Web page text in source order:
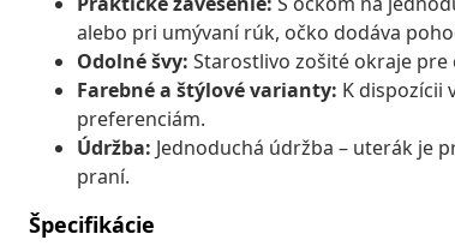
alebo pri umývaní rúk, očko dodáva
Odolné švy: Starostlivo zošité okraje
Farebné a štýlové varianty: K dispozícii
preferenciám.
Údržba: Jednoduchá údržba – uterák je
praní.
Špecifikácie